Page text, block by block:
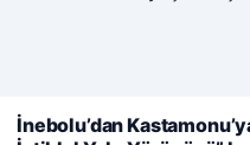
Web sitemizi nasıl
kullanıyoruz.
Çerez Politikamız
İnebolu’dan